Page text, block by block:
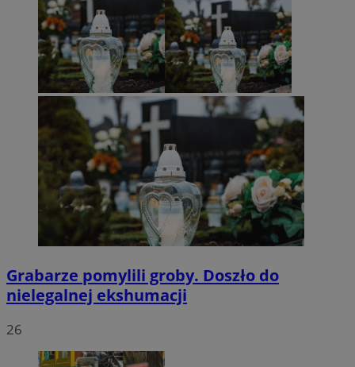
Grabarze pomylili groby. Doszło do
nielegalnej ekshumacji
26